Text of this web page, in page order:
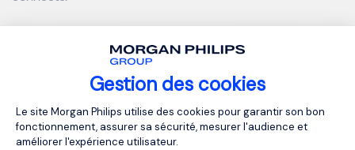
Gestion des cookies
Plateforme de Gestion du
Le site Morgan Philips utilise des cookies pour garantir son bon
fonctionnement, assurer sa sécurité, mesurer l'audience et
améliorer l'expérience utilisateur.
Wrong par Erin Kennedy pour The Career Experts.
MORGAN PHILIPS GROUP